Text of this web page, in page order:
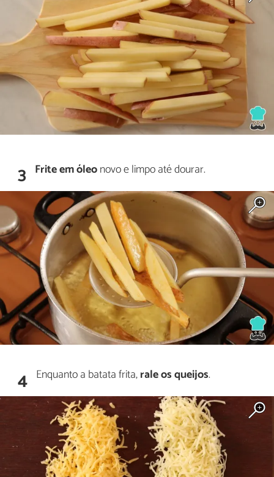
3 Frite em óleonovo e limpo até dourar.
4 Enquanto a batata frita,rale os queijos.